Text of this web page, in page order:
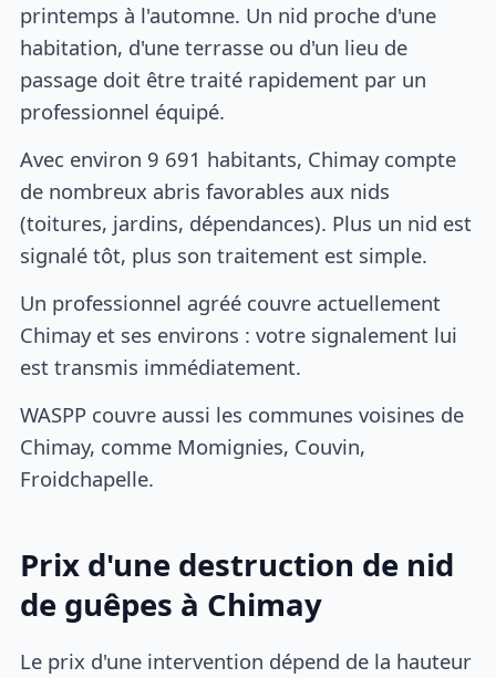
printemps à l'automne. Un nid proche d'une
habitation, d'une terrasse ou d'un lieu de
passage doit être traité rapidement par un
professionnel équipé.
Avec environ 9 691 habitants, Chimay compte
de nombreux abris favorables aux nids
(toitures, jardins, dépendances). Plus un nid est
signalé tôt, plus son traitement est simple.
Un professionnel agréé couvre actuellement
Chimay et ses environs : votre signalement lui
est transmis immédiatement.
WASPP couvre aussi les communes voisines de
Chimay, comme Momignies, Couvin,
Froidchapelle.
Prix d'une destruction de nid
de guêpes à Chimay
Le prix d'une intervention dépend de la hauteur